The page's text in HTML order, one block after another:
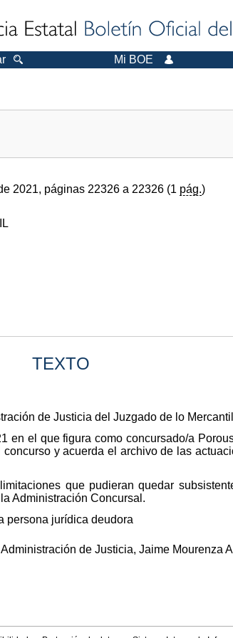
Mi BOE
2021, páginas 22326 a 22326 (1 pág.)
TEXTO
de Justicia del Juzgado de lo
en el que figura como concursado/a
y acuerda el archivo de las
que pudieran quedar
Administración Concursal.
persona jurídica deudora
de Justicia, Jaime Mourenza